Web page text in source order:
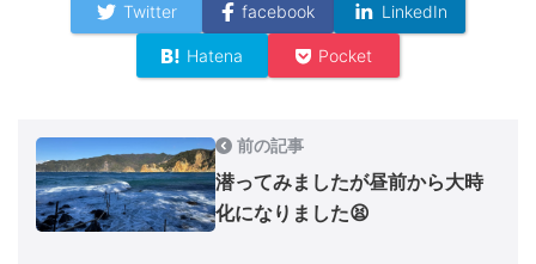
Twitter facebook LinkedIn
Hatena Pocket
前の記事
潜ってみましたが昼前から大時
化になりました😫